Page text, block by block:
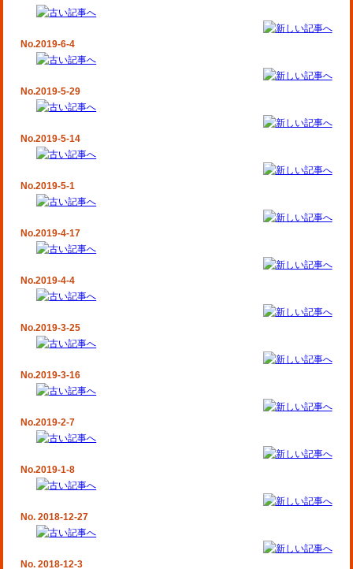
No.2019-6-4
No.2019-5-29
No.2019-5-14
No.2019-5-1
No.2019-4-17
No.2019-4-4
No.2019-3-25
No.2019-3-16
No.2019-2-7
No.2019-1-8
No. 2018-12-27
No. 2018-12-3